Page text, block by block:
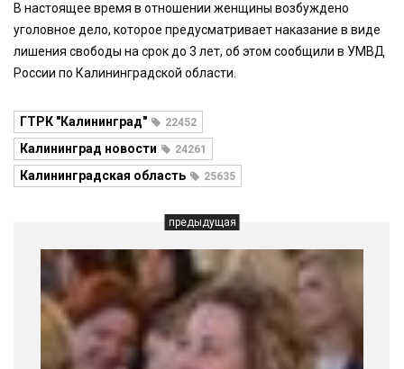
В настоящее время в отношении женщины возбуждено
уголовное дело, которое предусматривает наказание в виде
лишения свободы на срок до 3 лет, об этом сообщили в УМВД
России по Калининградской области.
ГТРК "Калининград" 22452
Калининград новости 24261
Калининградская область 25635
предыдущая